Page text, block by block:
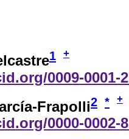
1 +
0009-0001-
Frapolli2 * +
0000-0002-